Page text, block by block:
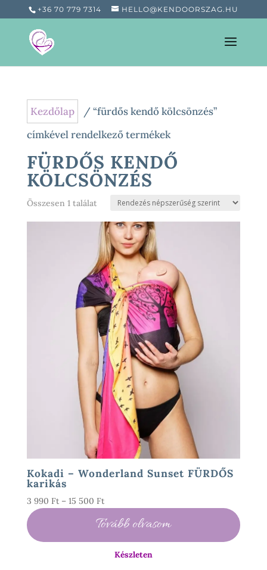
+36 70 779 7314 HELLO@KENDOORSZAG.HU
Kezdőlap
/ “fürdős kendő kölcsönzés”
címkével rendelkező termékek
FÜRDŐS KENDŐ
KÖLCSÖNZÉS
Összesen 1 találat
Kokadi – Wonderland Sunset FÜRDŐS
karikás
3 990 Ft – 15 500 FtÁrtartomány:
990 Ft
-
Tovább olvasom
Készleten